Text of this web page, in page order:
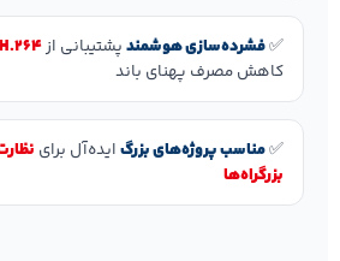
✅فشرده‌سازی هوشمندپشتیبانی از
کاهش مصرف پهنای باند
✅مناسب پروژه‌های بزرگایده‌آل برای
بزرگراه‌ها